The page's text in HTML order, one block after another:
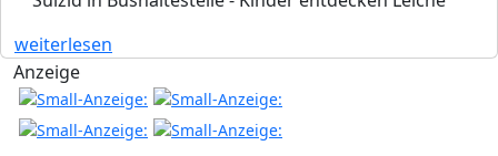
weiterlesen
Anzeige